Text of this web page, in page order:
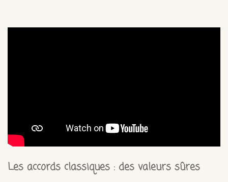
Les accords classiques : des valeurs sûres